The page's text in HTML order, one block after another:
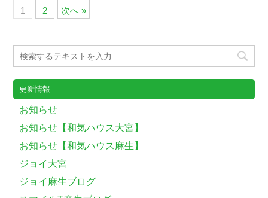
1 2 次へ »
更新情報
お知らせ
お知らせ【和気ハウス大宮】
お知らせ【和気ハウス麻生】
ジョイ大宮
ジョイ麻生ブログ